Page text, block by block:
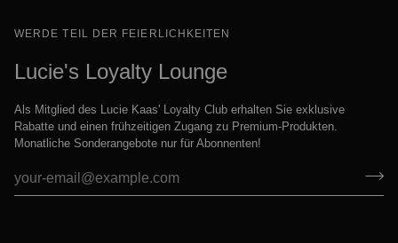
WERDE TEIL DER FEIERLICHKEITEN
Lucie's Loyalty Lounge
Als Mitglied des Lucie Kaas' Loyalty Club erhalten Sie exklusive
Rabatte und einen frühzeitigen Zugang zu Premium-Produkten.
Monatliche Sonderangebote nur für Abonnenten!